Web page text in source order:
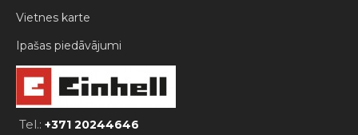
Vietnes karte
Ipašas piedāvājumi
Tel.: +371 20244646